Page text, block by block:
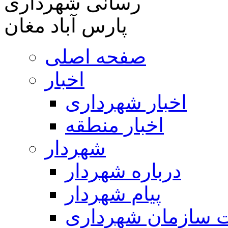
صفحه اصلی
اخبار
اخبار شهرداری
اخبار منطقه
شهردار
درباره شهردار
پیام شهردار
سازمان شهرداری